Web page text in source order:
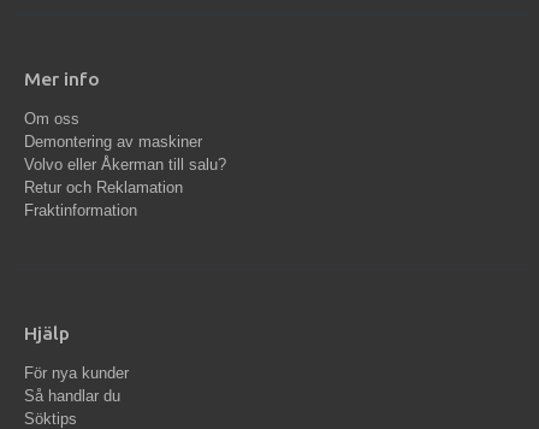
Mer info
Om oss
Demontering av maskiner
Volvo eller Åkerman till salu?
Retur och Reklamation
Fraktinformation
Hjälp
För nya kunder
Så handlar du
Söktips